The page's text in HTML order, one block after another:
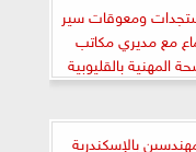
ومعوقات سير
مع مديري مكاتب
المهنية بالقليوبية
بالإسكندرية